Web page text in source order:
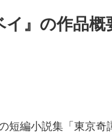
』の作品概
短編小説集「東京